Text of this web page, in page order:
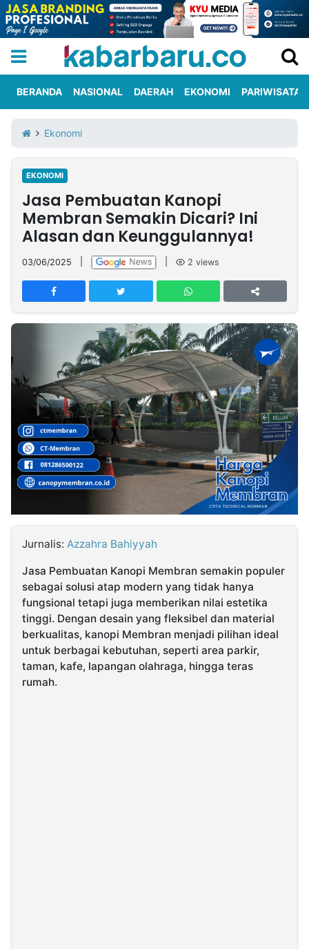
Iklan
Berita
Kami
Nasional
International
Olahraga
Entertainment
Daerah
Pariwisata
Kuliner
Kolom
Network
PT
TREETAN
INDONESIA
Partner
Insight
NTB
Suara
Time
IDN
Jogja
Jalan
Rakyat
Idealita
News
Notice
Dinamikapost.com
Radar
Baru
Seedbacklink
Follow
Kabarbaru
Kabarbaru.co
2026
BERANDA NASIONAL DAERAH EKONOMI PARIWISATA
Ekonomi
EKONOMI
Jasa Pembuatan Kanopi
Membran Semakin Dicari? Ini
Alasan dan Keunggulannya!
03/06/2025 2 views
Jurnalis: Azzahra Bahiyyah
Jasa Pembuatan Kanopi Membran semakin populer
sebagai solusi atap modern yang tidak hanya
fungsional tetapi juga memberikan nilai estetika
tinggi. Dengan desain yang fleksibel dan material
berkualitas, kanopi Membran menjadi pilihan ideal
untuk berbagai kebutuhan, seperti area parkir,
taman, kafe, lapangan olahraga, hingga teras
rumah.